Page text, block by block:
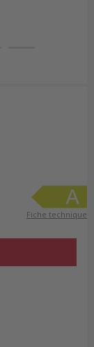
Fiche technique